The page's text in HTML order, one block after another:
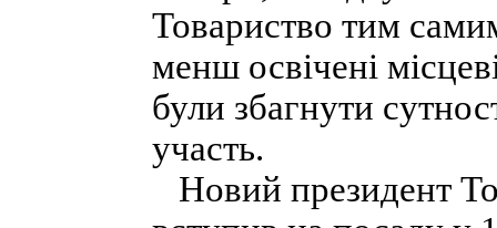
Товариство тим
менш освічені
були збагнути
участь.
Новий президент